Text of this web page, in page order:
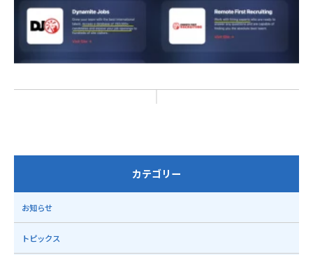
カテゴリー
お知らせ
トピックス